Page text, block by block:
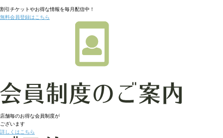
割引チケットやお得な情報を毎月配信中！
無料会員登録はこちら
店舗毎のお得な会員制度が
ございます
詳しくはこちら